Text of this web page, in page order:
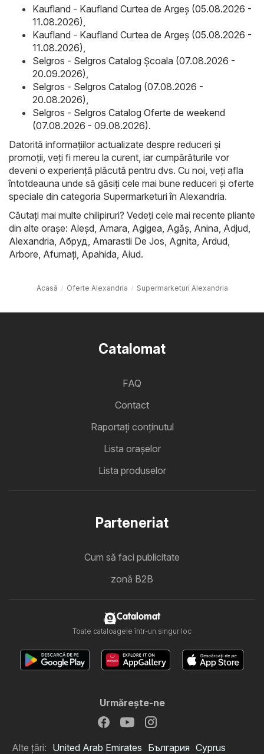
Kaufland - Kaufland Curtea de Argeș (05.08.2026 -
11.08.2026)
Kaufland - Kaufland Curtea de Argeș (05.08.2026 -
11.08.2026)
Selgros - Selgros Catalog Şcoala (07.08.2026 -
20.09.2026)
Selgros - Selgros Catalog (07.08.2026 -
20.08.2026)
Selgros - Selgros Catalog Oferte de weekend
(07.08.2026 - 09.08.2026).
Datorită informațiilor actualizate despre reduceri și
promoții, veți fi mereu la curent, iar cumpărăturile vor
deveni o experiență plăcută pentru dvs. Cu noi, veți afla
întotdeauna unde să găsiți cele mai bune reduceri și oferte
speciale din categoria Supermarketuri în Alexandria.
Căutați mai multe chilipiruri? Vedeți cele mai recente pliante
din alte orașe: Aleşd Amara Agigea Agăş Anina Adjud
Alexandria Абруд Amarastii De Jos Agnita Ardud
Arbore Afumaţi Apahida Aiud.
Acasă Oferte Alexandria Supermarketuri Alexandria
Catalomat
FAQ
Contact
Raportați conținutul
Lista oraşelor
Lista produselor
Parteneriat
Cum să faci publicitate
zonă B2B
Catalomat
Toate cataloagele într-un singur loc
Urmăreşte-ne
Alte țări: United Arab Emirates България Cyprus